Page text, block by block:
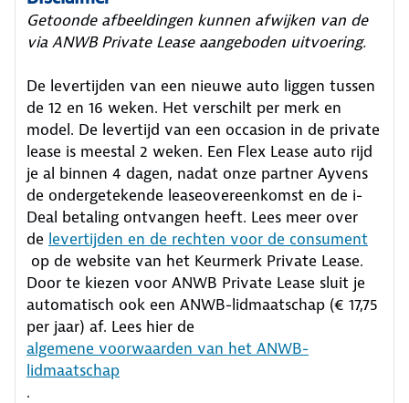
Getoonde afbeeldingen kunnen afwijken van de
via ANWB Private Lease aangeboden uitvoering.
De levertijden van een nieuwe auto liggen tussen
de 12 en 16 weken. Het verschilt per merk en
model. De levertijd van een occasion in de private
lease is meestal 2 weken. Een Flex Lease auto rijd
je al binnen 4 dagen, nadat onze partner Ayvens
de ondergetekende leaseovereenkomst en de i-
Deal betaling ontvangen heeft. Lees meer over
de levertijden en de rechten voor de consument
op de website van het Keurmerk Private Lease.
Door te kiezen voor ANWB Private Lease sluit je
automatisch ook een ANWB-lidmaatschap (€ 17,75
per jaar) af. Lees hier de
algemene voorwaarden van het ANWB-
lidmaatschap
.